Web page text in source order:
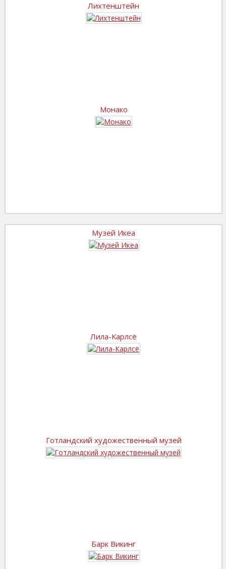
Лихтенштейн
Монако
Музей Икеа
Лила-Карлсё
Готландский художественный музей
Барк Викинг